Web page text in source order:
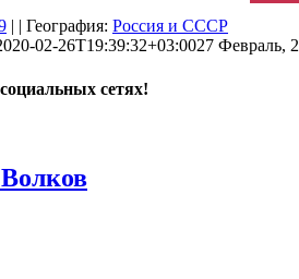
| | География: Россия и СССР
02-26T19:39:32+03:0027 Февраль,
сетях!